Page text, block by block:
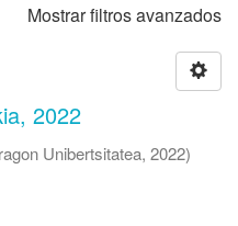
Mostrar filtros avanzados
2022
Unibertsitatea, 2022)